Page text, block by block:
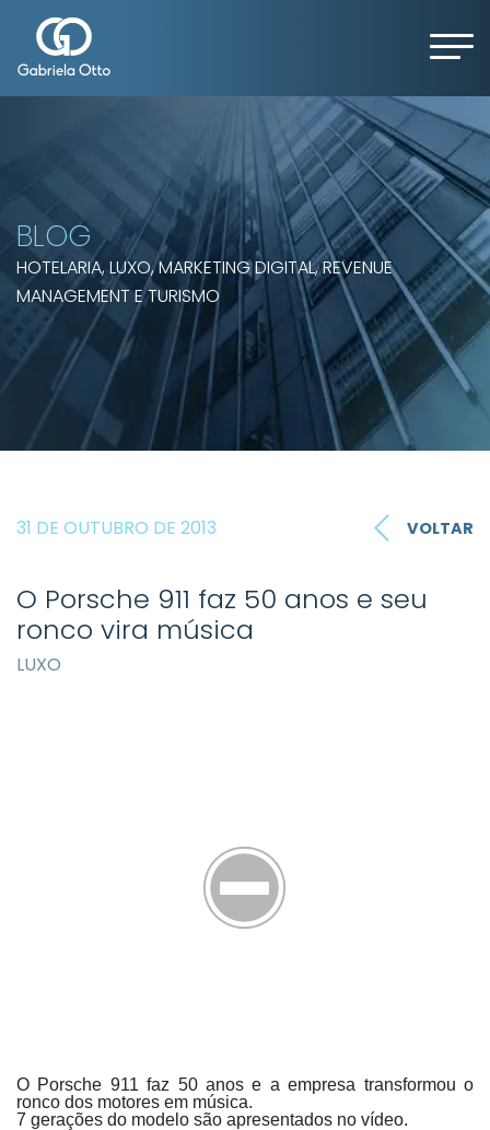
BLOG
HOTELARIA, LUXO, MARKETING DIGITAL, REVENUE
MANAGEMENT E TURISMO
31 DE OUTUBRO DE 2013 VOLTAR
O Porsche 911 faz 50 anos e seu
ronco vira música
LUXO
O Porsche 911 faz 50 anos e a empresa transformou o
ronco dos motores em música.
7 gerações do modelo são apresentados no vídeo.